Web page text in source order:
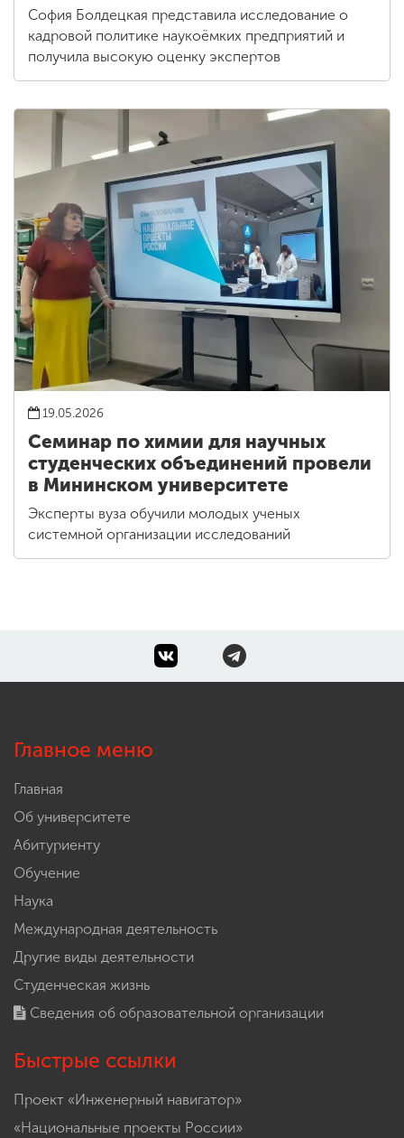
София Болдецкая представила исследование о
кадровой политике наукоёмких предприятий и
получила высокую оценку экспертов
19.05.2026
Семинар по химии для научных
студенческих объединений провели
в Мининском университете
Эксперты вуза обучили молодых ученых
системной организации исследований
Главное меню
Главная
Об университете
Абитуриенту
Обучение
Наука
Международная деятельность
Другие виды деятельности
Студенческая жизнь
Сведения об образовательной организации
Быстрые ссылки
Проект «Инженерный навигатор»
«Национальные проекты России»